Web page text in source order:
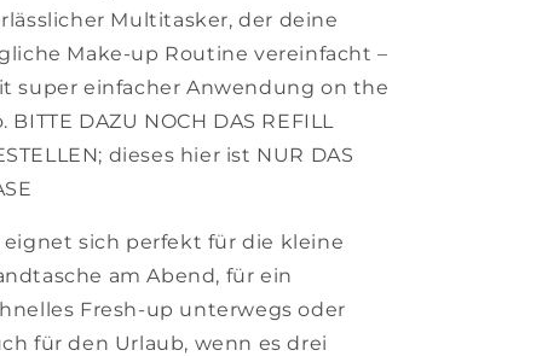
Multitasker, der deine
Make-up Routine vereinfacht –
super einfacher Anwendung on the
BITTE DAZU NOCH DAS REFILL
dieses hier ist NUR DAS
eignet sich perfekt für die kleine
am Abend, für ein
Fresh-up unterwegs oder
für den Urlaub, wenn es drei